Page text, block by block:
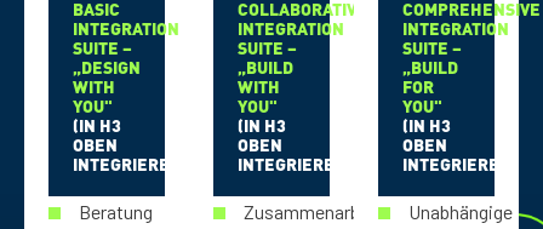
BASIC
INTEGRATION
SUITE –
„DESIGN
WITH
YOU"
(IN H3
OBEN
INTEGRIEREN)
Beratung
COLLABORATIVE
INTEGRATION
SUITE –
„BUILD
WITH
YOU"
(IN H3
OBEN
INTEGRIEREN)
Zusammenarbeit
COMPREHENSIVE
INTEGRATION
SUITE –
„BUILD
FOR
YOU"
(IN H3
OBEN
INTEGRIEREN)
Unabhängige